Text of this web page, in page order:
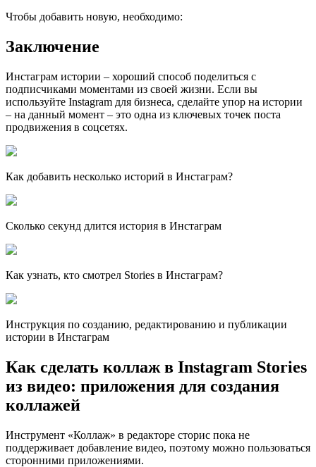
Чтобы добавить новую, необходимо:
Заключение
Инстаграм истории – хороший способ поделиться с
подписчиками моментами из своей жизни. Если вы
используйте Instagram для бизнеса, сделайте упор на истории
– на данный момент – это одна из ключевых точек поста
продвижения в соцсетях.
Как добавить несколько историй в Инстаграм?
Сколько секунд длится история в Инстаграм
Как узнать, кто смотрел Stories в Инстаграм?
Инструкция по созданию, редактированию и публикации
истории в Инстаграм
Как сделать коллаж в Instagram Stories
из видео: приложения для создания
коллажей
Инструмент «Коллаж» в редакторе сторис пока не
поддерживает добавление видео, поэтому можно пользоваться
сторонними приложениями.